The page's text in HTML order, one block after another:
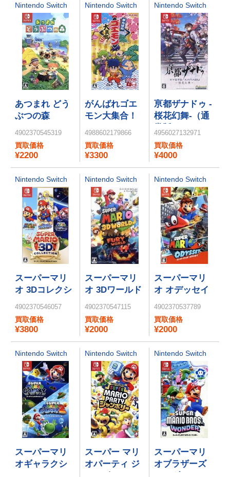
Nintendo Switch
あつまれ どう
ぶつの森
4902370545319
買取価格
¥2200
Nintendo Switch
がんばれゴエ
モン大集合！
4988602179866
買取価格
¥3300
Nintendo Switch
亰都ザナドゥ -
桜花幻舞-（通
常版）
4956027132971
買取価格
¥4000
Nintendo Switch
スーパーマリ
オ 3Dコレクシ
ョン
4902370546057
買取価格
¥3800
Nintendo Switch
スーパーマリ
オ 3Dワールド
＋ フューリー
ワールド
4902370547115
買取価格
¥2000
Nintendo Switch
スーパーマリ
オ オデッセイ
4902370537789
買取価格
¥2000
Nintendo Switch
スーパーマリ
オギャラクシ
Nintendo Switch
スーパー マリ
オパーティ ジ
Nintendo Switch
スーパーマリ
オブラザーズ